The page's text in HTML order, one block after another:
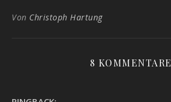
Von Christoph Hartung
8 KOMMENTARE